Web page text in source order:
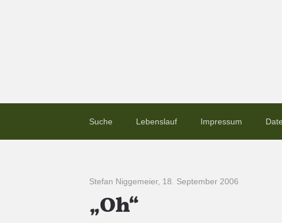
Suche Lebenslauf Impressum
Stefan Niggemeier, 18. September 2006
„Oh“